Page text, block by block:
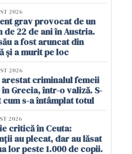
2026
grav provocat de un
de 22 de ani în Austria.
a fost aruncat din
și a murit pe loc
2026
criminalul femeii
în Grecia, într-o valiză. S-
cum s-a întâmplat totul
2026
critică în Ceuta:
au plecat, dar au lăsat
lor peste 1.000 de copii.